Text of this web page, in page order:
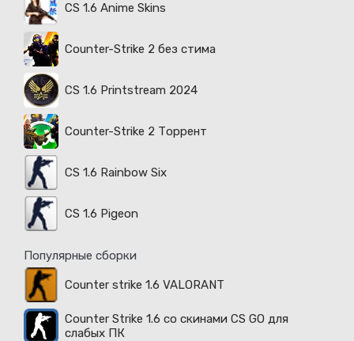
CS 1.6 Anime Skins
Counter-Strike 2 без стима
CS 1.6 Printstream 2024
Counter-Strike 2 Торрент
CS 1.6 Rainbow Six
CS 1.6 Pigeon
Популярные сборки
Counter strike 1.6 VALORANT
Counter Strike 1.6 со скинами CS GO для
слабых ПК